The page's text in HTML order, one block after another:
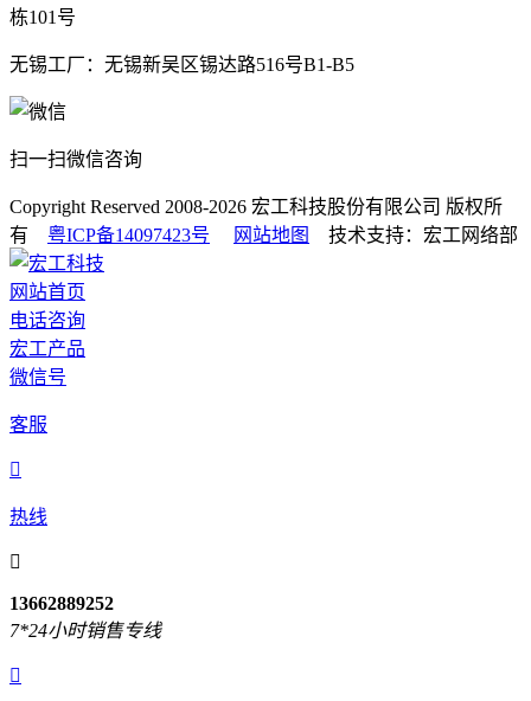
栋101号
无锡工厂：无锡新吴区锡达路516号B1-B5
扫一扫微信咨询
Copyright Reserved 2008-2026 宏工科技股份有限公司 版权所
有 粤ICP备14097423号 网站地图 技术支持：宏工网络部
网站首页
电话咨询
宏工产品
微信号
客服

热线

13662889252
7*24小时销售专线
